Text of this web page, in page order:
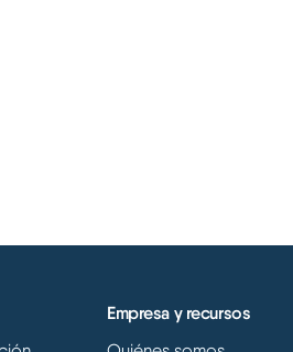
Empresa y recursos